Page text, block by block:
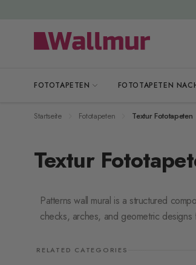
FOTOTAPETEN FOTOTAPETEN
Startseite Fototapeten Textur Fototapeten
Textur
Patterns wall mural is a structured
checks, arches, and geometric
RELATED CATEGORIES